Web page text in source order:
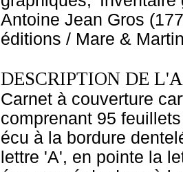
Antoine Jean Gros
éditions / Mare &
DESCRIPTION DE
Carnet à couverture
comprenant 95
écu à la bordure
lettre 'A', en pointe la